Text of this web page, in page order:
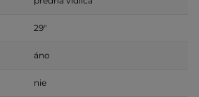
29"
áno
nie